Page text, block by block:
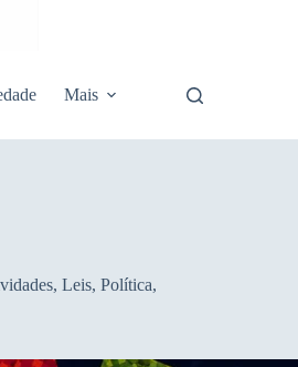
Mais
, Leis, Política,